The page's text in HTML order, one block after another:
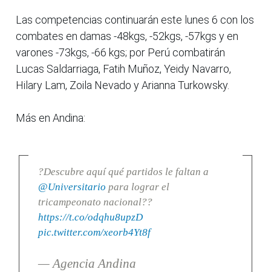
Las competencias continuarán este lunes 6 con los
combates en damas -48kgs, -52kgs, -57kgs y en
varones -73kgs, -66 kgs; por Perú combatirán
Lucas Saldarriaga, Fatih Muñoz, Yeidy Navarro,
Hilary Lam, Zoila Nevado y Arianna Turkowsky.
Más en Andina:
?Descubre aquí qué partidos le faltan a
@Universitario para lograr el
tricampeonato nacional??
https://t.co/odqhu8upzD
pic.twitter.com/xeorb4Yt8f
— Agencia Andina